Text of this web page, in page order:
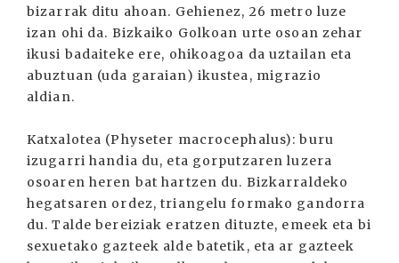
bizarrak ditu ahoan. Gehienez, 26 metro luze
izan ohi da. Bizkaiko Golkoan urte osoan zehar
ikusi badaiteke ere, ohikoagoa da uztailan eta
abuztuan (uda garaian) ikustea, migrazio
aldian.
Katxalotea (Physeter macrocephalus): buru
izugarri handia du, eta gorputzaren luzera
osoaren heren bat hartzen du. Bizkarraldeko
hegatsaren ordez, triangelu formako gandorra
du. Talde bereiziak eratzen dituzte, emeek eta bi
sexuetako gazteek alde batetik, eta ar gazteek